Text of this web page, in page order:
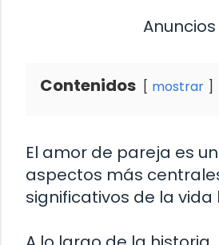
Anuncios
Contenidos mostrar
El amor de pareja es
aspectos más
significativos de la vida